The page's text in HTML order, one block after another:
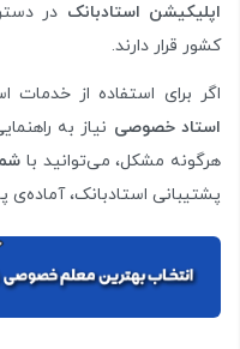
اپلیکیشن استادبانک در
کشور قرار دارند.
اگر برای استفاده از خدمات
استاد خصوصی نیاز به
هرگونه مشکل، می‌توانید با
پشتیبانی استادبانک،